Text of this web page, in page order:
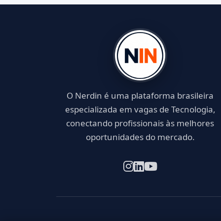
O Nerdin é uma plataforma brasileira
especializada em vagas de Tecnologia,
conectando profissionais às melhores
oportunidades do mercado.